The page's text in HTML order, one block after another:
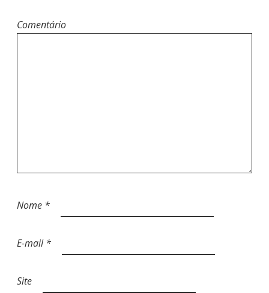
Comentário
Nome *
E-mail*
Site